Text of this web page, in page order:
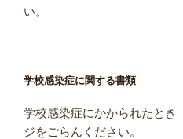
い。
学校感染症に関する書類
学校感染症にかかられたとき
ジをごらんください。